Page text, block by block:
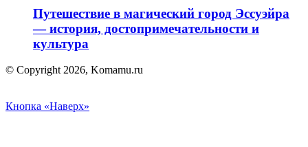
Путешествие в магический город Эссуэйра
— история, достопримечательности и
культура
© Copyright 2026, Komamu.ru
Кнопка «Наверх»